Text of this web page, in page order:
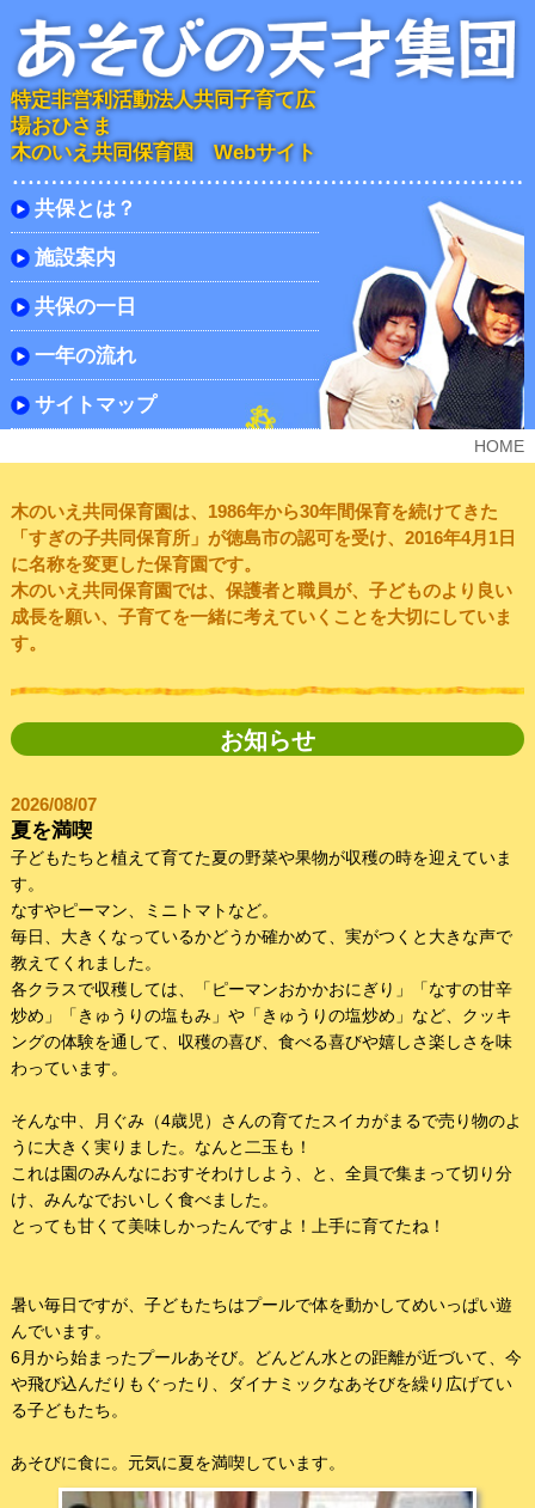
特定非営利活動法人共同子育て広
場おひさま
木のいえ共同保育園 Webサイト
共保とは？
施設案内
共保の一日
一年の流れ
サイトマップ
HOME
木のいえ共同保育園は、1986年から30年間保育を続けてきた
「すぎの子共同保育所」が徳島市の認可を受け、2016年4月1日
に名称を変更した保育園です。
木のいえ共同保育園では、保護者と職員が、子どものより良い
成長を願い、子育てを一緒に考えていくことを大切にしていま
す。
お知らせ
2026/08/07
夏を満喫
子どもたちと植えて育てた夏の野菜や果物が収穫の時を迎えていま
す。
なすやピーマン、ミニトマトなど。
毎日、大きくなっているかどうか確かめて、実がつくと大きな声で
教えてくれました。
各クラスで収穫しては、「ピーマンおかかおにぎり」「なすの甘辛
炒め」「きゅうりの塩もみ」や「きゅうりの塩炒め」など、クッキ
ングの体験を通して、収穫の喜び、食べる喜びや嬉しさ楽しさを味
わっています。
そんな中、月ぐみ（4歳児）さんの育てたスイカがまるで売り物のよ
うに大きく実りました。なんと二玉も！
これは園のみんなにおすそわけしよう、と、全員で集まって切り分
け、みんなでおいしく食べました。
とっても甘くて美味しかったんですよ！上手に育てたね！
暑い毎日ですが、子どもたちはプールで体を動かしてめいっぱい遊
んでいます。
6月から始まったプールあそび。どんどん水との距離が近づいて、今
や飛び込んだりもぐったり、ダイナミックなあそびを繰り広げてい
る子どもたち。
あそびに食に。元気に夏を満喫しています。